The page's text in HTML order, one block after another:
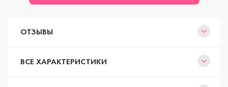
ОТЗЫВЫ
ВСЕ ХАРАКТЕРИСТИКИ